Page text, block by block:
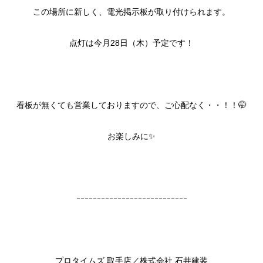
この場所に新しく、電光掲示板が取り付けられます。
点灯は今月28日（木）予定です！
看板が無くても営業しておりますので、ご心配なく・・！！🤭
お楽しみに✨
ｰｰｰｰｰｰｰｰｰｰｰｰｰｰｰｰｰｰｰｰｰｰｰｰｰｰｰ
プロタイムズ 取手店／株式会社 石井建装